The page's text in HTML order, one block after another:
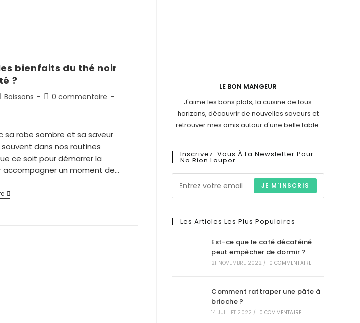
bienfaits du thé noir
?
Boissons
0 commentaire
sa robe sombre et sa saveur
dans nos routines
ce soit pour démarrer la
accompagner un moment de…
LE BON MANGEUR
J'aime les bons plats, la cuisine de tous
horizons, découvrir de nouvelles saveurs et
retrouver mes amis autour d'une belle table.
Inscrivez-Vous À La Newsletter Pour
Ne Rien Louper
JE M'INSCRIS
Les Articles Les Plus Populaires
Est-ce que le café décaféiné
peut empêcher de dormir ?
21 NOVEMBRE 2022 / 0 COMMENTAIRE
Comment rattraper une pâte à
brioche ?
14 JUILLET 2022 / 0 COMMENTAIRE